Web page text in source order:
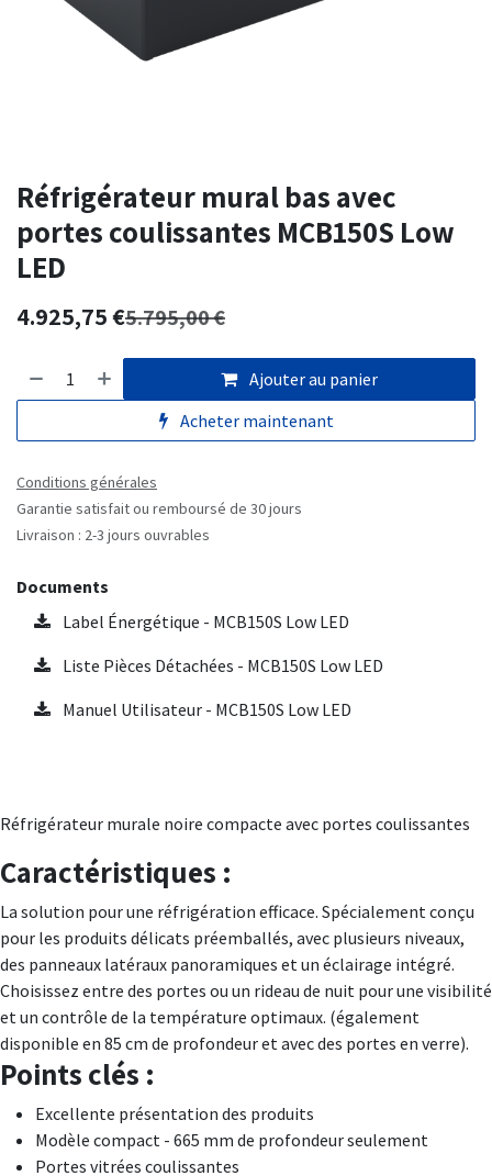
Réfrigérateur mural bas avec
portes coulissantes MCB150S Low
LED
4.925,75€5.795,00€
Ajouter au panier
Acheter maintenant
Conditions générales
Garantie satisfait ou remboursé de 30 jours
Livraison : 2-3 jours ouvrables
Documents
Label Énergétique - MCB150S Low LED
Liste Pièces Détachées - MCB150S Low LED
Manuel Utilisateur - MCB150S Low LED
Réfrigérateur murale noire compacte avec portes coulissantes
Caractéristiques :
La solution pour une réfrigération efficace. Spécialement conçu
pour les produits délicats préemballés, avec plusieurs niveaux,
des panneaux latéraux panoramiques et un éclairage intégré.
Choisissez entre des portes ou un rideau de nuit pour une visibilité
et un contrôle de la température optimaux. (également
disponible en 85 cm de profondeur et avec des portes en verre).
Points clés :
Excellente présentation des produits
Modèle compact - 665 mm de profondeur seulement
Portes vitrées coulissantes